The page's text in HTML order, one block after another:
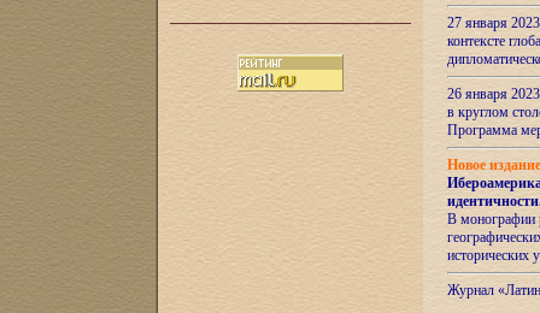
27 января
контексте
26 января
в круглом
Программа
Новое
идентичности
В монографии
исторических
Журнал